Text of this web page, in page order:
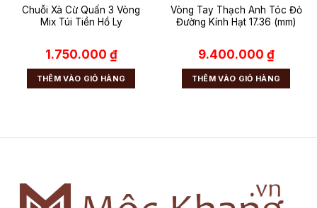
Chuỗi Xà Cừ Quấn 3 Vòng
Mix Túi Tiền Hồ Ly
1.750.000 ₫
THÊM VÀO GIỎ HÀNG
Vòng Tay Thạch Anh Tóc Đỏ
Đường Kính Hạt 17.36 (mm)
9.400.000 ₫
THÊM VÀO GIỎ HÀNG